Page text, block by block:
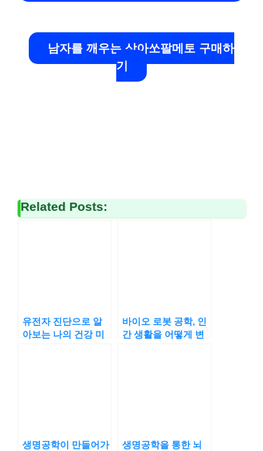
남자를 깨우는 상아쏘팔메토 구매하
기
Related Posts:
유전자 진단으로 알
아보는 나의 건강 미
바이오 로봇 공학, 인
간 생활을 어떻게 변
생명공학이 만들어가
생명공학을 통한 뇌